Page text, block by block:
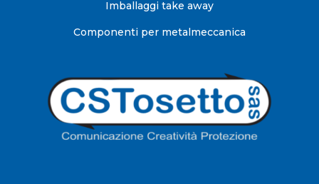
Imballaggi take away
Componenti per metalmeccanica